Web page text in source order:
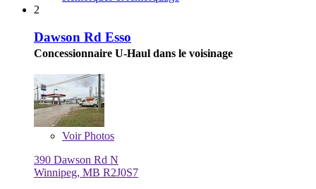
2
Dawson Rd Esso
Concessionnaire U-Haul dans le voisinage
VoirPhotos
390 Dawson Rd N
Winnipeg, MB R2J0S7